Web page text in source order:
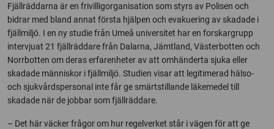
Fjällräddarna är en frivilligorganisation som styrs av Polisen och
bidrar med bland annat första hjälpen och evakuering av skadade i
fjällmiljö. I en ny studie från Umeå universitet har en forskargrupp
intervjuat 21 fjällräddare från Dalarna, Jämtland, Västerbotten och
Norrbotten om deras erfarenheter av att omhänderta sjuka eller
skadade människor i fjällmiljö. Studien visar att legitimerad hälso-
och sjukvårdspersonal inte får ge smärtstillande läkemedel till
skadade när de jobbar som fjällräddare.
– Det här väcker frågor om hur regelverket står i vägen för att ge